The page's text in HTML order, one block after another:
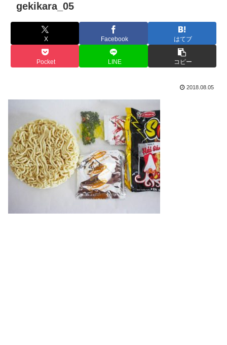
gekikara_05
X Facebook はてブ
Pocket LINE コピー
2018.08.05